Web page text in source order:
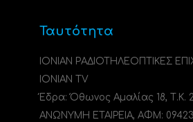
Ταυτότητα
ΙΟΝΙΑΝ ΡΑΔΙΟΤΗΛΕΟΠΤΙΚΕΣ
IONIAN TV
Έδρα: Όθωνος Αμαλίας 18, Τ.Κ.
ΑΝΩΝΥΜΗ ΕΤΑΙΡΕΙΑ, ΑΦΜ: